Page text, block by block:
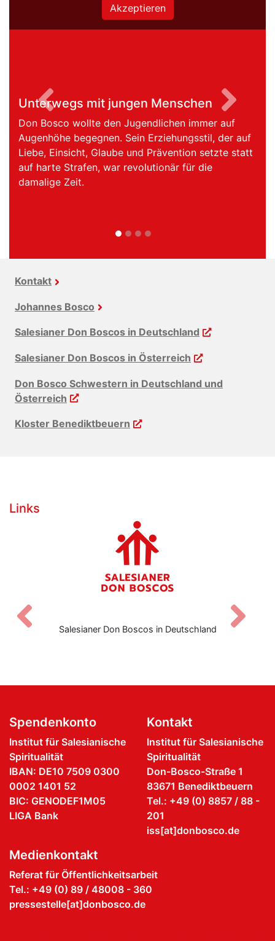
immer auf
der auf
setzte statt
für die
Frohen Mutes den Glauben
„Habt Mut, fröhlich zu sein.“ Maria
Gründerin der Don Bosco
immer wichtig, anderen die Freude
am Glauben zu vermitteln. Sie
Zurück
Kontakt
Johannes Bosco
Salesianer Don Boscos in Deutschland
Salesianer Don Boscos in Österreich
Don Bosco Schwestern in Deutschland und
Österreich
Kloster Benediktbeuern
Links
Boscos in Deutschland
Zurück
Spendenkonto
Institut für Salesianische
Spiritualität
IBAN: DE10 7509 0300
0002 1401 52
BIC: GENODEF1M05
LIGA Bank
Kontakt
Institut für Salesianische
Spiritualität
Don-Bosco-Straße 1
83671 Benediktbeuern
Tel.: +49 (0) 8857 / 88 -
201
iss[at]donbosco.de
Medienkontakt
Referat für Öffentlichkeitsarbeit
Tel.: +49 (0) 89 / 48008 - 360
pressestelle[at]donbosco.de